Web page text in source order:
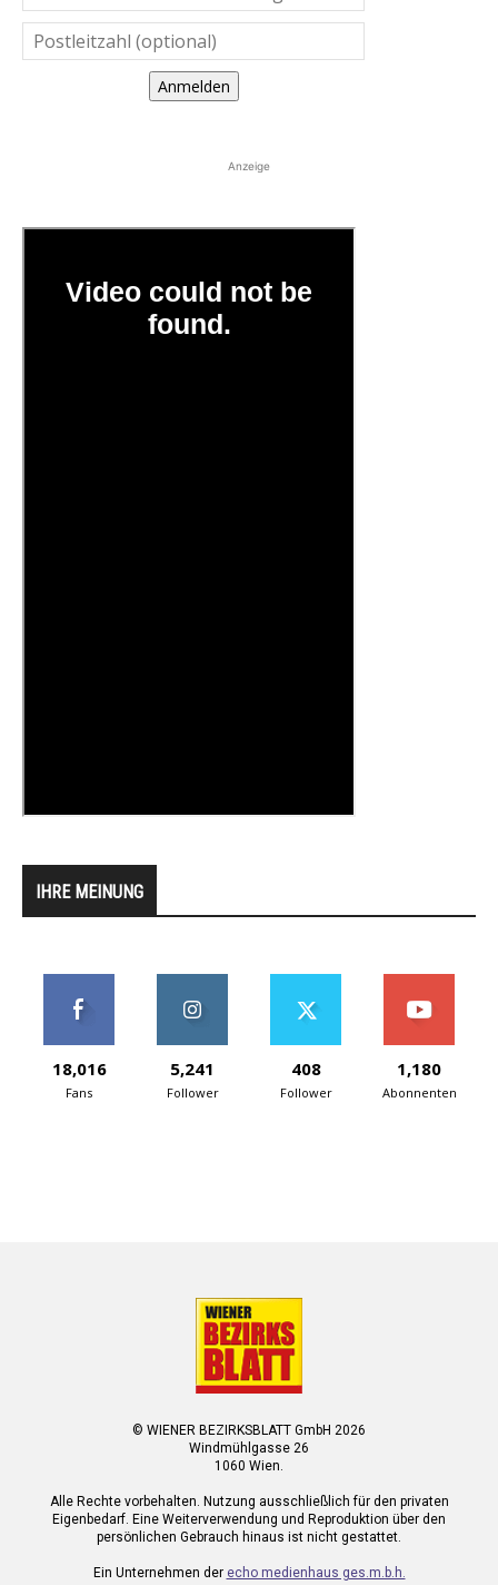
Anmelden
Anzeige
IHRE MEINUNG
18,016
Fans
5,241
Follower
408
Follower
1,180
Abonnenten
© WIENER BEZIRKSBLATT GmbH 2026
Windmühlgasse 26
1060 Wien.
Alle Rechte vorbehalten. Nutzung ausschließlich für den privaten
Eigenbedarf. Eine Weiterverwendung und Reproduktion über den
persönlichen Gebrauch hinaus ist nicht gestattet.
Ein Unternehmen der echo medienhaus ges.m.b.h.